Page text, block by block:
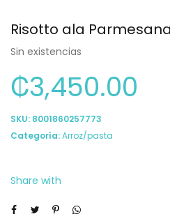
Risotto ala
Sin existencias
₡3,450.00
SKU: 8001860257773
Categoría:Arroz/pasta
Share with